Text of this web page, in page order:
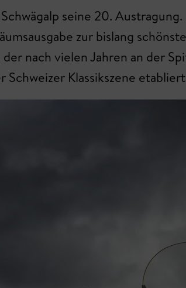
seine 20.
zur bislang
nach vielen Jahren an der
Klassikszene